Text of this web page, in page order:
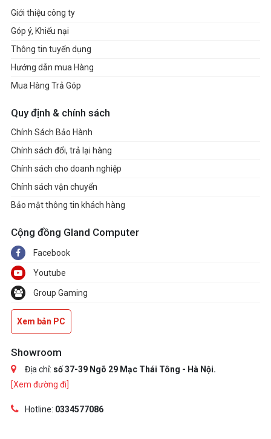
Giới thiệu công ty
Góp ý, Khiếu nại
Thông tin tuyển dụng
Hướng dẫn mua Hàng
Mua Hàng Trả Góp
Quy định & chính sách
Chính Sách Bảo Hành
Chính sách đổi, trả lại hàng
Chính sách cho doanh nghiệp
Chính sách vận chuyển
Bảo mật thông tin khách hàng
Cộng đồng Gland Computer
Facebook
Youtube
Group Gaming
Xem bản PC
Showroom
Địa chỉ: số 37-39 Ngõ 29 Mạc Thái Tông - Hà Nội.
[Xem đường đi]
Hotline: 0334577086